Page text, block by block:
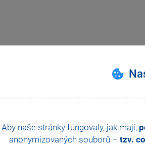
Aby naše stránky fungovaly, jak mají,
anonymizovaných souborů – tzv.